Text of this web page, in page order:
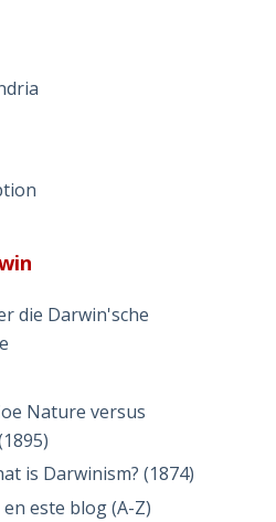
die Darwin'sche
Nature versus
is Darwinism? (1874)
este blog (A-Z)